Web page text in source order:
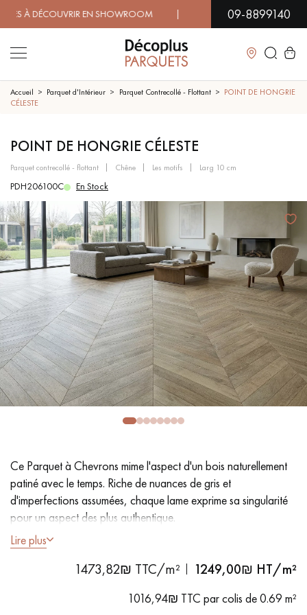
EN SHOWROOM | DISPONIBILITÉ09-8899140
Fermer
PARQUET MASSIF
PARQUET CONTRECOLLÉ -
SOL PLAQUÉ BOIS VERITABLES
PARQUETS À MOTIFS
PARQUET EN BOIS EXOTIQUE PARQUET VERNIS
PARQUET HUILÉ PARQUET EN BOIS BRUT
PARQUET VIEILLI PARQUET EN CHÊNE FUMÉ
PARQUET LAMES LARGES XXL PARQUET EN CHÊNE
ACCESSOIRES PARQUET
D'INTÉRIEUR
Nos conseillers sont disponibles au
09-8899140
VOUS AVEZ UN PROJET ?
Nos experts sont à votre disposition pour vous guider pas à
Accueil Parquet d'Intérieur Parquet Contrecollé - Flottant
POINT DE HONGRIE
CÉLESTE
POINT DE HONGRIE CÉLESTE
parquet contrecollé - flottant chêne les motifs larg 10 cm
PDH206100C En Stock
Ce Parquet à Chevrons mime l'aspect d'un bois naturellement
patiné avec le temps. Riche de nuances de gris et
d'imperfections assumées, chaque lame exprime sa singularité
pour un aspect des plus authentique.
- Lames Largeur 10 cm
- Épaisseur 20 mm pose flottante, collée ou clouée sur
- Vielli par oxydation, Vernis mat à base d'eau
Lire plus
1473,82₪ TTC/m² 1249,00₪ HT/m²
1016,94₪ TTC par colis de 0.69 m²